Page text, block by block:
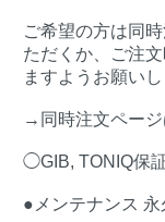
ご希望の方は同
ただくか、ご注
ますようお願いし
→同時注文ページ
◯GIB, TONIQ保
●メンテナンス 永